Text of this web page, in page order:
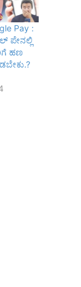
Pay :
ಪೇನಲ್ಲಿ
ಹಣ